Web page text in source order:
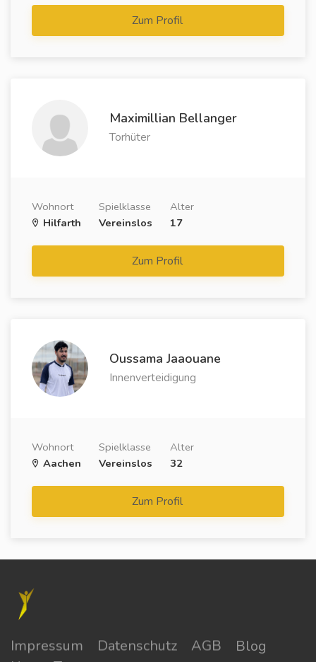
Zum Profil
Maximillian Bellanger
Torhüter
Wohnort
Hilfarth
Spielklasse
Vereinslos
Alter
17
Zum Profil
Oussama Jaaouane
Innenverteidigung
Wohnort
Aachen
Spielklasse
Vereinslos
Alter
32
Zum Profil
Impressum Datenschutz AGB
Blog